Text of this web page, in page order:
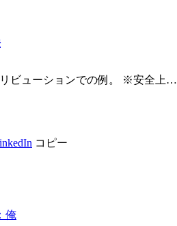
リビューションでの例。 ※安全上…
コピー
俺